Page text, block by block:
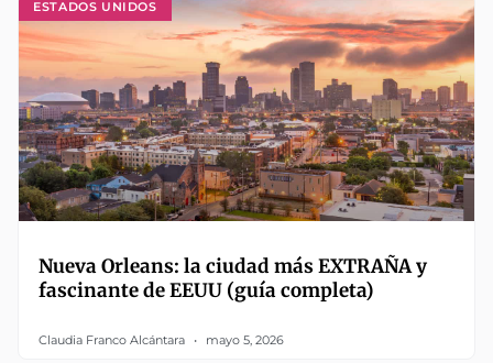
ESTADOS UNIDOS
Nueva Orleans: la ciudad más EXTRAÑA y
fascinante de EEUU (guía completa)
Claudia Franco Alcántara mayo 5, 2026